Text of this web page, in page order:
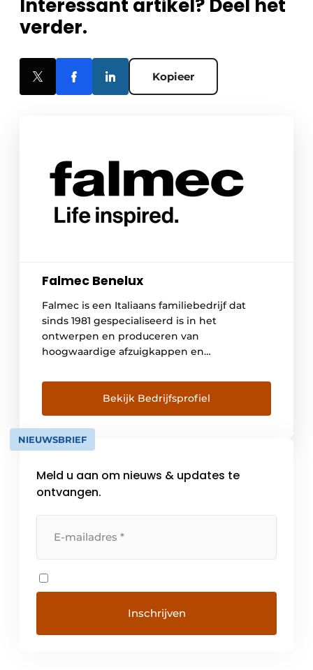
Interessant artikel? Deel het
verder.
Kopieer
Falmec Benelux
Falmec is een Italiaans familiebedrijf dat
sinds 1981 gespecialiseerd is in het
ontwerpen en produceren van
hoogwaardige afzuigkappen en
de keuken. Vanuit het hoofdkantoor en de
productiefaciliteit in Vittorio Veneto, in het
noordoosten van Italië, combineert Falmec
vakmanschap met technologische innovatie
en esthetisch design. Alle producten
Bekijk Bedrijfsprofiel
NIEUWSBRIEF
Meld u aan om nieuws & updates te
ontvangen.